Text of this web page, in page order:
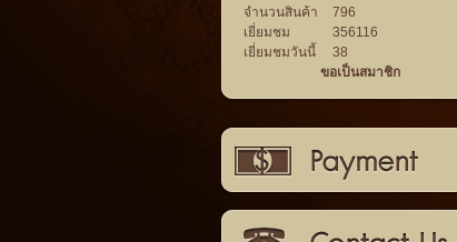
จำนวนสินค้า
796
เยี่ยมชม
356116
เยี่ยมชมวันนี้
38
ขอเป็นสมาชิก